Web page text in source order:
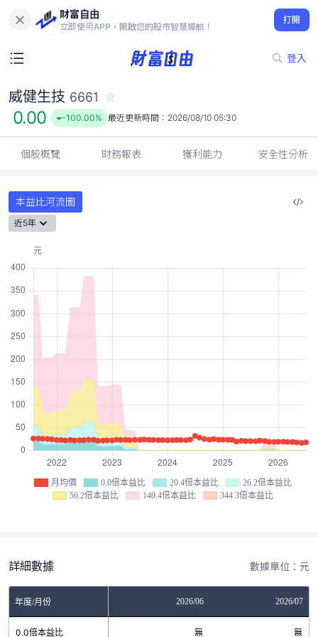
財富自由
立即使用APP，開啟您的股市智慧導航！
打開
登入
0.00
-100.00%
威健生技 6661
0.00 -100.00% 最近更新時間： 2026/08/10 05:30
個股概覽 財務報表 獲利能力 安全性分析
本益比河流圖
近5年
月均價 0.0倍本益比 20.4倍本益比
26.2倍本益比
56.2倍本益比
140.4倍本益比 344.3倍本益比
詳細數據 數據單位：元
年度/月份 2026/06 2026/07
0.0倍本益比 無 無